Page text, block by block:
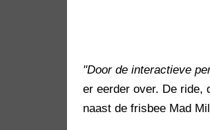
"Door de interactieve
er eerder over. De ride,
naast de frisbee Mad